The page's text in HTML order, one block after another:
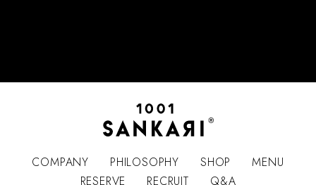
COMPANY PHILOSOPHY SHOP
MENU
RESERVE
RECRUIT Q&A